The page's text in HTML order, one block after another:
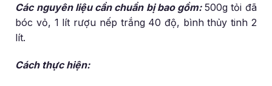
Các nguyên liệu cần chuẩn bị bao gồm:500g tỏi đã
bóc vỏ, 1 lít rượu nếp trắng 40 độ, bình thủy tinh 2
lít.
Cách thực hiện: